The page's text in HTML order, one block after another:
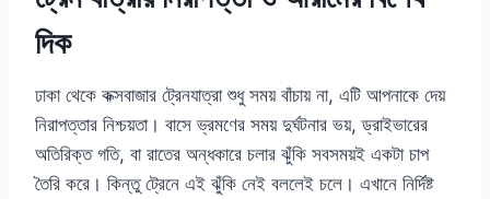
দিক
ঢাকা থেকে কক্সবাজার ট্রেনযাত্রা শুধু সময় বাঁচায় না, এটি আপনাকে দেয়
নিরাপত্তার নিশ্চয়তা। বাসে ভ্রমণের সময় দুর্ঘটনার ভয়, ড্রাইভারের
অতিরিক্ত গতি, বা রাতের অন্ধকারে চলার ঝুঁকি সবসময়ই একটা চাপ
তৈরি করে। কিন্তু ট্রেনে এই ঝুঁকি নেই বললেই চলে। এখানে নির্দিষ্ট